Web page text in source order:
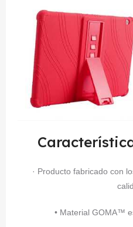
· Producto fabricado con
• Material GOMA™